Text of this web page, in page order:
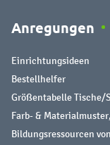
Anregungen
Einrichtungsideen
Bestellhelfer
Größentabelle Tische/
Farb- &
Bildungsressourcen